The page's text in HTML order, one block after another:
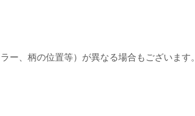
、柄の位置等）が異なる場合もございます。